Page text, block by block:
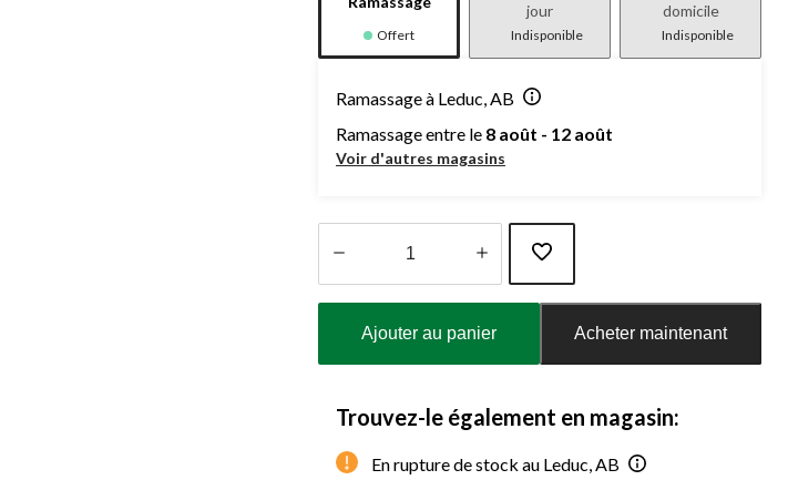
Offert
jour
Indisponible
domicile
Indisponible
Ramassage à Leduc, AB
Ramassage entre le 8 août - 12 août
Voir d'autres magasins
Ajouter au panier Acheter maintenant
Trouvez-le également en magasin:
En rupture de stock au Leduc, AB